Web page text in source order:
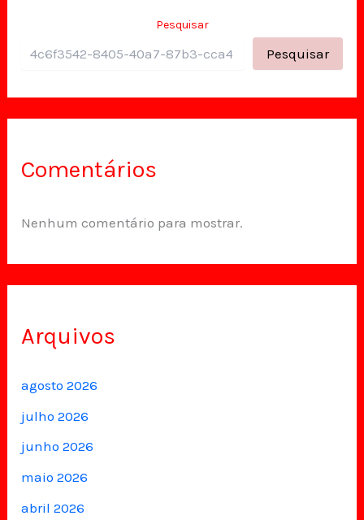
Pesquisar
Pesquisar
Comentários
Nenhum comentário para mostrar.
Arquivos
agosto 2026
julho 2026
junho 2026
maio 2026
abril 2026